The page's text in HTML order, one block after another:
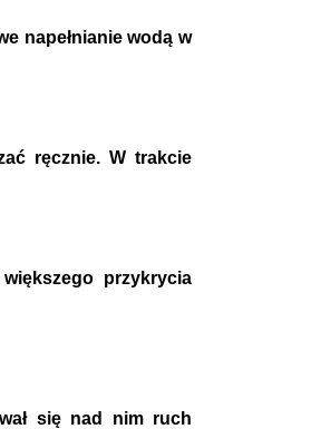
napełnianie wodą w
ręcznie. W trakcie
przykrycia
się nad nim ruch